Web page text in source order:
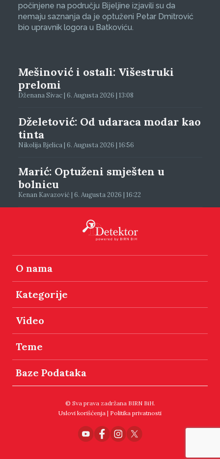
počinjene na području Bijeljine izjavili su da
nemaju saznanja da je optuženi Petar Dmitrović
bio upravnik logora u Batkoviću.
Mešinović i ostali: Višestruki
prelomi
Dženana Sivac | 6. Augusta 2026 | 13:08
Dželetović: Od udaraca modar kao
tinta
Nikolija Bjelica | 6. Augusta 2026 | 16:56
Marić: Optuženi smješten u
bolnicu
Kenan Kavazović | 6. Augusta 2026 | 16:22
O nama
Kategorije
Video
Teme
Baze Podataka
© Sva prava zadržana BIRN BiH.
Uslovi korišćenja | Politika privatnosti